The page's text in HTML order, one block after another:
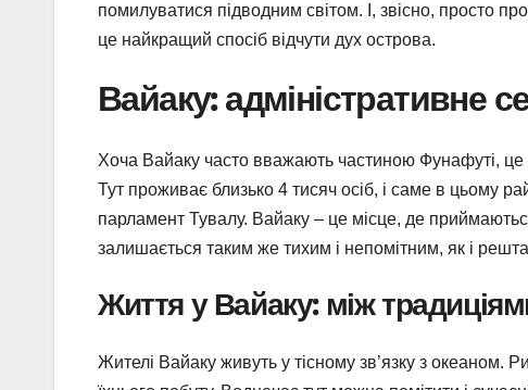
помилуватися підводним світом. І, звісно, просто
це найкращий спосіб відчути дух острова.
Вайаку: адміністративне
Хоча Вайаку часто вважають частиною Фунафуті, це
Тут проживає близько 4 тисяч осіб, і саме в цьому
парламент Тувалу. Вайаку – це місце, де
залишається таким же тихим і непомітним, як і решта
Життя у Вайаку: між
Жителі Вайаку живуть у тісному зв’язку з океаном.